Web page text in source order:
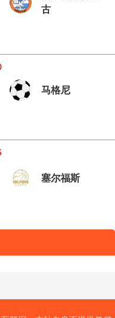
古
马格尼
塞尔福斯